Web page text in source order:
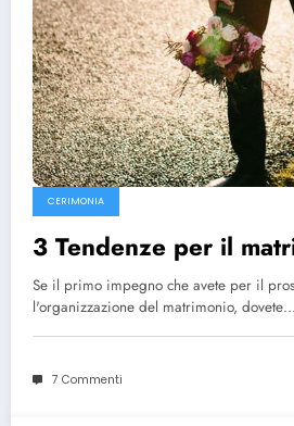
CERIMONIA
3 Tendenze per il
Se il primo impegno che avete per il
l'organizzazione del matrimonio, dovete…
7 Commenti